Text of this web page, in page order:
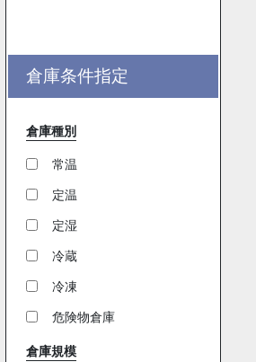
倉庫条件指定
倉庫種別
常温
定温
定湿
冷蔵
冷凍
危険物倉庫
倉庫規模